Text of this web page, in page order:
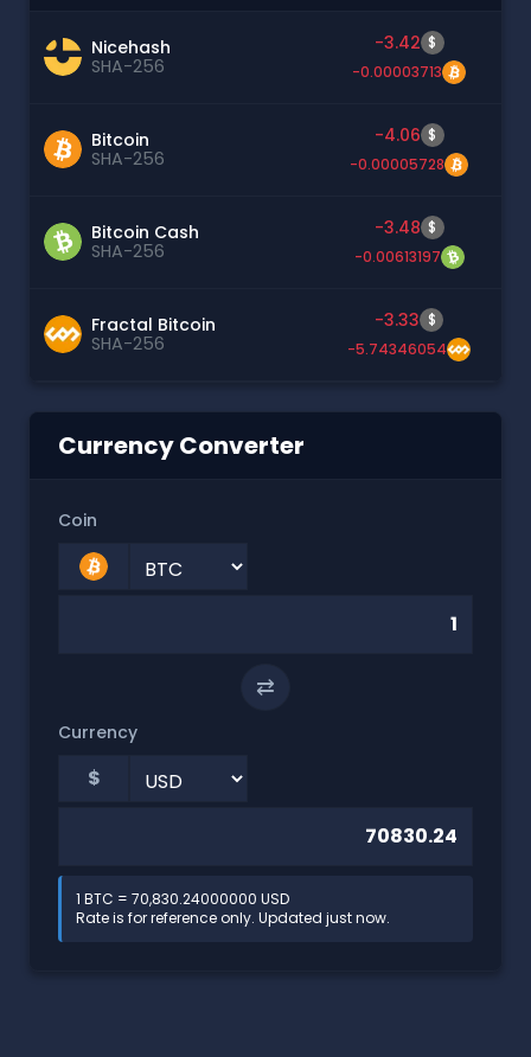
Nicehash
SHA-256
-3.42 $
-0.00003713
Bitcoin
SHA-256
-4.06 $
-0.00005728
Bitcoin Cash
SHA-256
-3.48 $
-0.00613197
Fractal Bitcoin
SHA-256
-3.33 $
-5.74346054
Currency Converter
Coin
⇄
Currency
$
1 BTC = 70,830.24000000 USD
Rate is for reference only. Updated just now.